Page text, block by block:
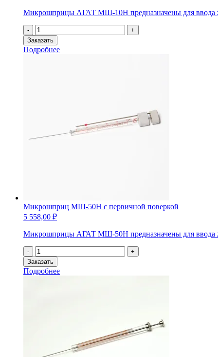
Микрошприцы АГАТ МШ-10Н предназначены для ввода
-
Количество
товара
Микрошприц
МШ-10Н
+
Заказать
Подробнее
Микрошприц МШ-50Н с первичной поверкой
5 558,00 ₽
Микрошприцы АГАТ МШ-50Н предназначены для ввода
-
Количество
товара
Микрошприц
МШ-50Н
+
Заказать
Подробнее